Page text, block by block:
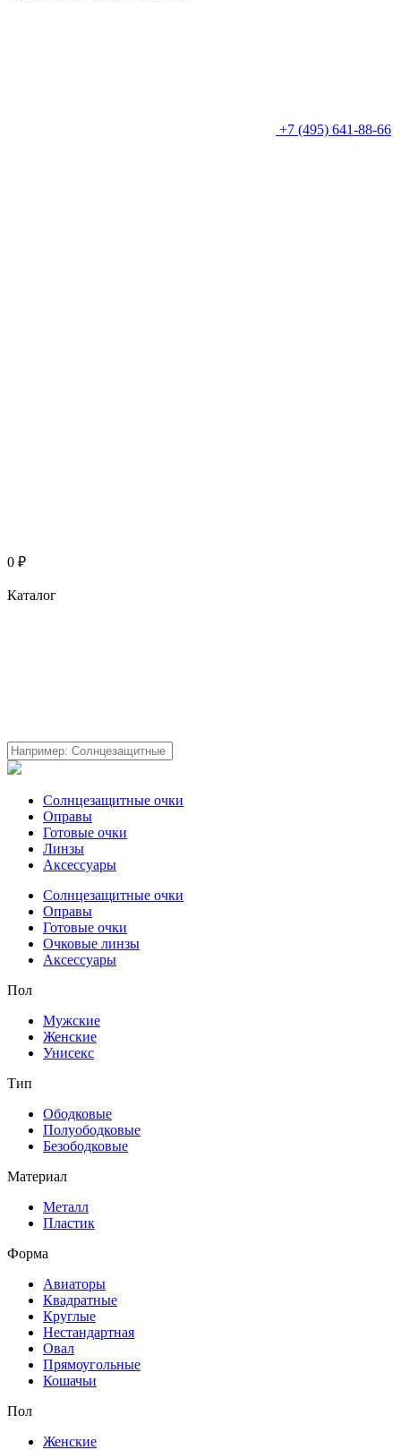
+7 (495) 641-88-66
0 ₽
Каталог
Солнцезащитные очки
Оправы
Готовые очки
Линзы
Аксессуары
Солнцезащитные очки
Оправы
Готовые очки
Очковые линзы
Аксессуары
Пол
Мужские
Женские
Унисекс
Тип
Ободковые
Полуободковые
Безободковые
Материал
Металл
Пластик
Форма
Авиаторы
Квадратные
Круглые
Нестандартная
Овал
Прямоугольные
Кошачьи
Пол
Женские